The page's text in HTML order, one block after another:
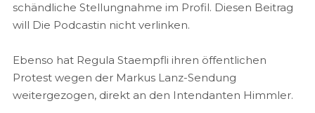
schändliche Stellungnahme im Profil. Diesen Beitrag
will Die Podcastin nicht verlinken.
Ebenso hat Regula Staempfli ihren öffentlichen
Protest wegen der Markus Lanz-Sendung
weitergezogen, direkt an den Intendanten Himmler.